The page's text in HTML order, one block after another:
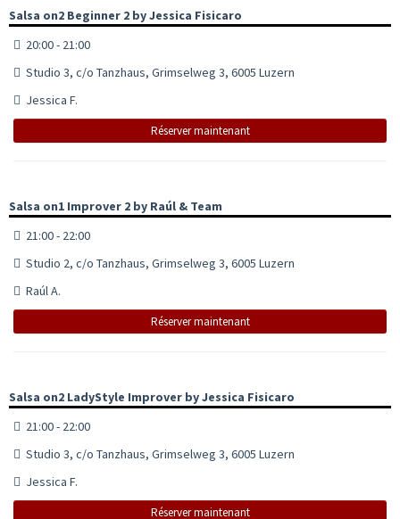
Salsa on2 Beginner 2 by Jessica Fisicaro
20:00 - 21:00
Studio 3, c/o Tanzhaus, Grimselweg 3, 6005 Luzern
Jessica F.
Réserver maintenant
Salsa on1 Improver 2 by Raúl & Team
21:00 - 22:00
Studio 2, c/o Tanzhaus, Grimselweg 3, 6005 Luzern
Raúl A.
Réserver maintenant
Salsa on2 LadyStyle Improver by Jessica Fisicaro
21:00 - 22:00
Studio 3, c/o Tanzhaus, Grimselweg 3, 6005 Luzern
Jessica F.
Réserver maintenant